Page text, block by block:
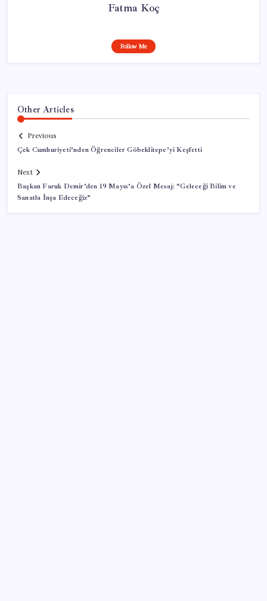
Fatma Koç
Follow Me
Other Articles
Previous
Çek Cumhuriyeti’nden Öğrenciler Göbeklitepe’yi Keşfetti
Next
Başkan Faruk Demir’den 19 Mayıs’a Özel Mesaj: “Geleceği Bilim ve
Sanatla İnşa Edeceğiz”